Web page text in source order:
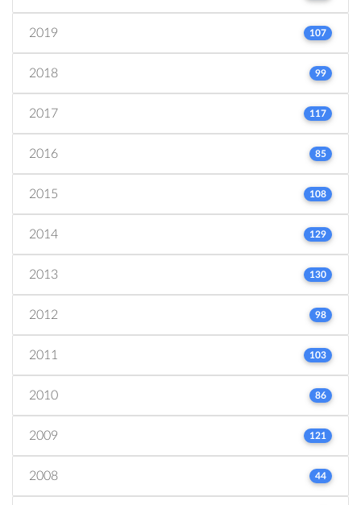
2019 107
2018 99
2017 117
2016 85
2015 108
2014 129
2013 130
2012 98
2011 103
2010 86
2009 121
2008 44